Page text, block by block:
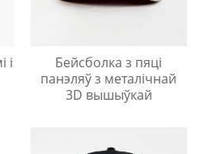
і
Бейсболка з пяці
панэляў з металічнай
3D вышыўкай